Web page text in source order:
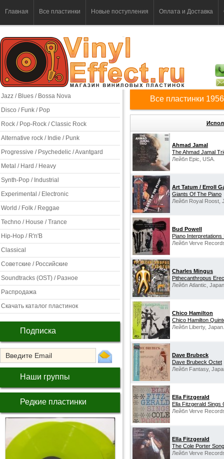
Главная Все пластинки Новые поступления Оплата и Доставка
Jazz / Blues / Bossa Nova
Disco / Funk / Pop
Rock / Pop-Rock / Classic Rock
Alternative rock / Indie / Punk
Progressive / Psychedelic / Avantgard
Metal / Hard / Heavy
Synth-Pop / Industrial
Experimental / Electronic
World / Folk / Reggae
Techno / House / Trance
Hip-Hop / R'n'B
Classical
Советские / Российские
Soundtracks (OST) / Разное
Распродажа
Скачать каталог пластинок
Подписка
Наши группы
Редкие пластинки
Все пластинки
Ahmad Jamal
The Ahmad Jamal
Лейбл Epic, USA.
Art Tatum / Erroll
Giants Of The Piano
Лейбл Royal Roost,
Bud Powell
Piano Interpretations
Лейбл Verve
Charles Mingus
Pithecanthropus
Лейбл Atlantic,
Chico Hamilton
Chico Hamilton
Лейбл Liberty, Japan.
Dave Brubeck
Dave Brubeck Octet
Лейбл Fantasy,
Ella Fitzgerald
Ella Fitzgerald Sings
Лейбл Verve
Ella Fitzgerald
The Cole Porter
Лейбл Verve